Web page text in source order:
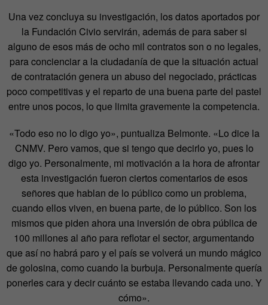
Una vez concluya su investigación, los datos aportados por
la Fundación Civio servirán, además de para saber si
alguno de esos más de ocho mil contratos son o no legales,
para concienciar a la ciudadanía de que la situación actual
de contratación genera un abuso del negociado, prácticas
poco competitivas y el reparto de una buena parte del pastel
entre unos pocos, lo que limita gravemente la competencia.
«Todo eso no lo digo yo», puntualiza Belmonte. «Lo dice la
CNMV. Pero vamos, que si tengo que decirlo yo, pues lo
digo yo. Personalmente, mi motivación a la hora de afrontar
esta investigación fueron ciertos comentarios de esos
señores que hablan de lo público como un problema,
cuando ellos viven, en buena parte, de lo público. Son los
mismos que piden ahora una inversión de obra pública de
100 millones al año para reflotar el sector, argumentando
que así no habrá paro y el país se volverá un mundo mágico
de golosina, como cuando la burbuja. Personalmente quería
ponerles cara y decir cuánto se estaba llevando cada uno. Y
cómo».